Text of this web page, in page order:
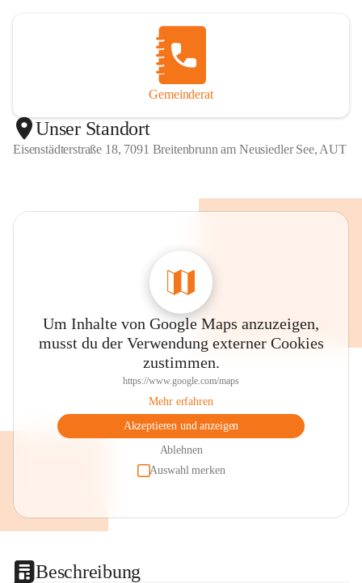
Gemeinderat
Unser Standort
Eisenstädterstraße 18, 7091 Breitenbrunn am Neusiedler See, AUT
Um Inhalte von Google Maps anzuzeigen,
musst du der Verwendung externer Cookies
zustimmen.
https://www.google.com/maps
Mehr erfahren
Akzeptieren und anzeigen
Ablehnen
Auswahl merken
Beschreibung